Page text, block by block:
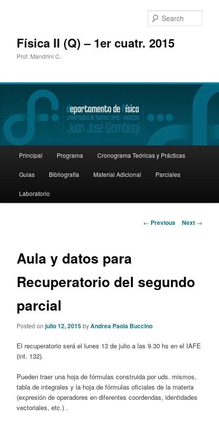
Física II (Q) – 1er cuatr. 2015
Prof. Mandrini C.
Skip
to
primary
Principal Programa Cronograma Teóricas y Prácticas
Guias Bibliografía Material Adicional Parciales
Laboratorio
Post
← Previous Next →
Aula y datos para
Recuperatorio del segundo
parcial
Posted onjulio 12, 2015byAndrea Paola Buccino
El recuperatorio será el lunes 13 de julio a las 9.30 hs en el IAFE
(int. 132).
Pueden traer una hoja de fórmulas construida por uds. mismos,
tabla de integrales y la hoja de fórmulas oficiales de la materia
(expresión de operadores en diferentes coordendas, identidades
vectoriales, etc.) .